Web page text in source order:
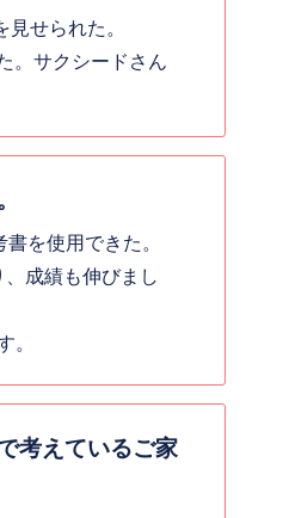
せられた。
。サクシードさん
を使用できた。
成績も伸びまし
。
考えているご家